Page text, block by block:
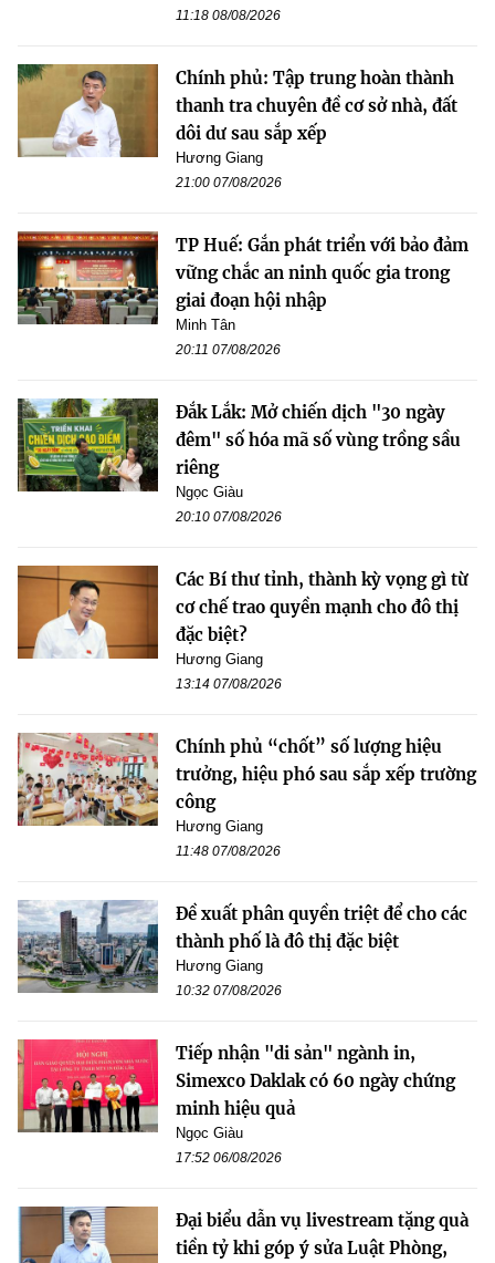
11:18 08/08/2026
Chính phủ: Tập trung hoàn thành
thanh tra chuyên đề cơ sở nhà, đất
dôi dư sau sắp xếp
Hương Giang
21:00 07/08/2026
TP Huế: Gắn phát triển với bảo đảm
vững chắc an ninh quốc gia trong
giai đoạn hội nhập
Minh Tân
20:11 07/08/2026
Đắk Lắk: Mở chiến dịch "30 ngày
đêm" số hóa mã số vùng trồng sầu
riêng
Ngọc Giàu
20:10 07/08/2026
Các Bí thư tỉnh, thành kỳ vọng gì từ
cơ chế trao quyền mạnh cho đô thị
đặc biệt?
Hương Giang
13:14 07/08/2026
Chính phủ “chốt” số lượng hiệu
trưởng, hiệu phó sau sắp xếp trường
công
Hương Giang
11:48 07/08/2026
Đề xuất phân quyền triệt để cho các
thành phố là đô thị đặc biệt
Hương Giang
10:32 07/08/2026
Tiếp nhận "di sản" ngành in,
Simexco Daklak có 60 ngày chứng
minh hiệu quả
Ngọc Giàu
17:52 06/08/2026
Đại biểu dẫn vụ livestream tặng quà
tiền tỷ khi góp ý sửa Luật Phòng,